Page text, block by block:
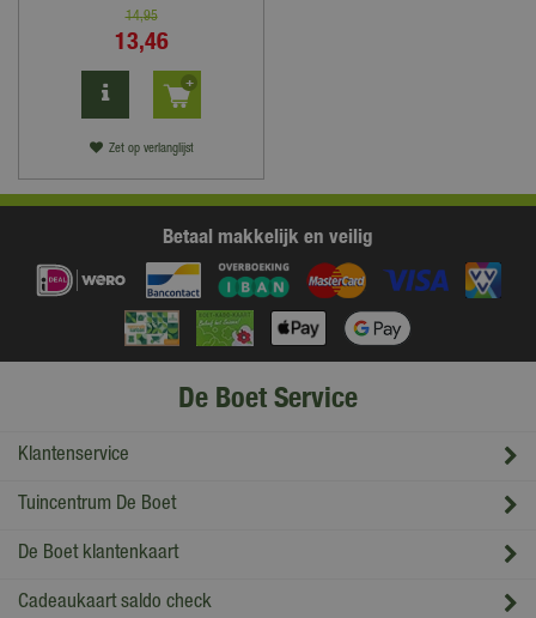
14,95
13,46
Zet op verlanglijst
Betaal makkelijk en veilig
De Boet Service
Klantenservice
Tuincentrum De Boet
De Boet klantenkaart
Cadeaukaart saldo check